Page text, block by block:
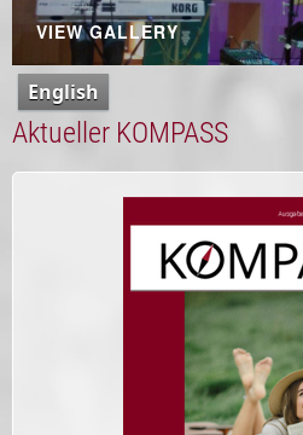
VIEW GALLERY
English
Aktueller KOMPASS